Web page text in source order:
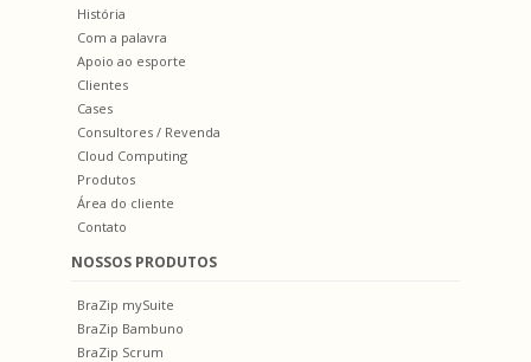
História
Com a palavra
Apoio ao esporte
Clientes
Cases
Consultores / Revenda
Cloud Computing
Produtos
Área do cliente
Contato
NOSSOS PRODUTOS
BraZip mySuite
BraZip Bambuno
BraZip Scrum